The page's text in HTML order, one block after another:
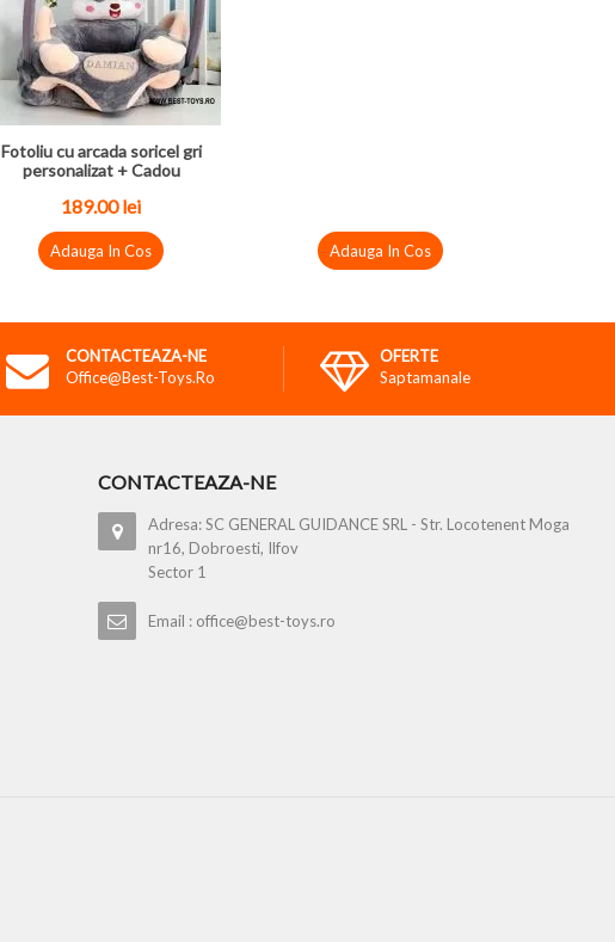
Fotoliu cu arcada soricel gri
personalizat + Cadou
189.00lei
Adauga In Cos Adauga In Cos
CONTACTEAZA-NE
Office@best-Toys.ro
OFERTE
Saptamanale
CONTACTEAZA-NE
Adresa: SC GENERAL GUIDANCE SRL - Str. Locotenent Moga
nr16, Dobroesti, Ilfov
Sector 1
Email : office@best-toys.ro